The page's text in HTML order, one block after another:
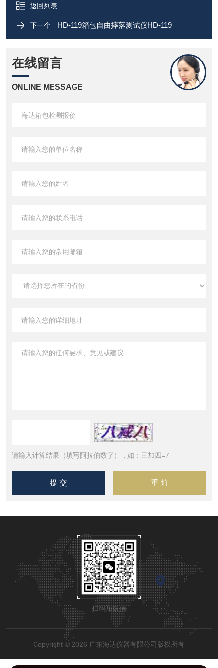
返回列表
下一个： HD-119箱包自由摔落测试仪HD-119
在线留言
ONLINE MESSAGE
请输入计算结果（填写阿拉伯数字），如：三加四=7
扫码加微信
Copyright © 2026 广东海达仪器有限公司版权所有